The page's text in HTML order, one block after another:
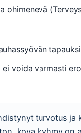
ohimenevä
voida varmasti
turvotus
kova kyhmy on